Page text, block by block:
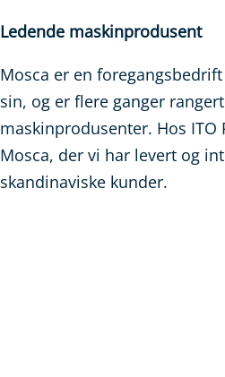
Ledende maskinprodusent
Mosca er en
sin, og er flere ganger
maskinprodusenter. Hos
Mosca, der vi har levert og
skandinaviske kunder.